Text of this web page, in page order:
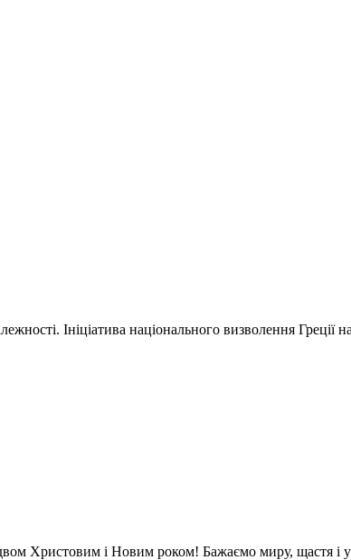
Ініціатива національного визволення Греції
Христовим і Новим роком! Бажаємо миру, щастя і